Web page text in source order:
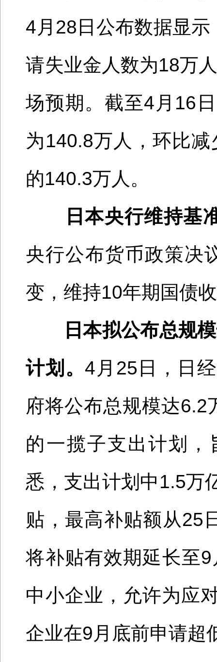
4月28日公布数据显
请失业金人数为18万
场预期。截至4月16
为140.8万人，环比
的140.3万人。
日本央行维持基
央行公布货币政策决
变，维持10年期国债
日本拟公布总规
计划。4月25 日 ，
日
府将公布总规模达6.2
的一揽子支出 计划，
悉 ， 支出计划中 1.5万
贴 ，最高补贴额从25
将补贴有效期延长至9
中小企业，允许为应
企业在9月底前申请超